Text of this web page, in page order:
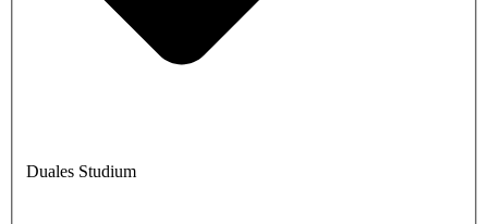
Duales Studium